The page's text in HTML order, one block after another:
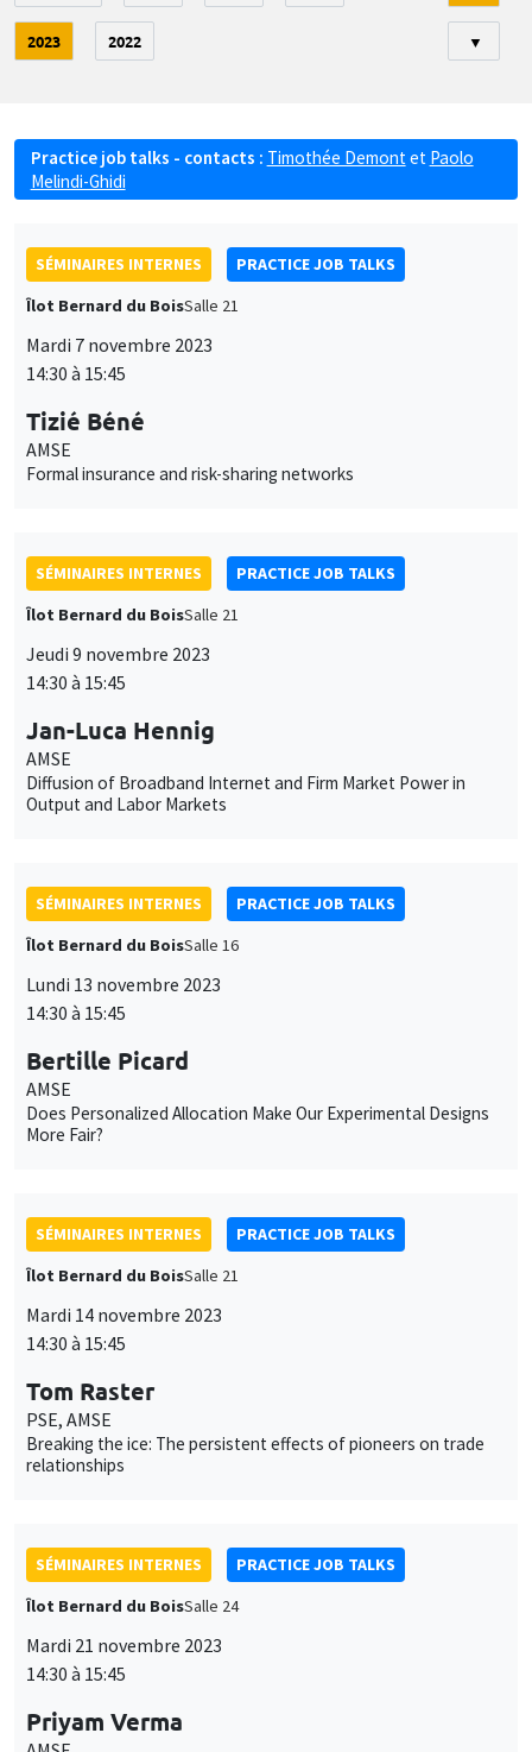
2023 2022 ▼
Practice job talks - contacts : Timothée Demont et Paolo
Melindi-Ghidi
SÉMINAIRES INTERNES
PRACTICE JOB TALKS
Îlot Bernard du BoisSalle 21
Mardi 7 novembre 2023
14:30 à 15:45
Tizié Béné
AMSE
Formal insurance and risk-sharing networks
SÉMINAIRES INTERNES
PRACTICE JOB TALKS
Îlot Bernard du BoisSalle 21
Jeudi 9 novembre 2023
14:30 à 15:45
Jan-Luca Hennig
AMSE
Diffusion of Broadband Internet and Firm Market Power in
Output and Labor Markets
SÉMINAIRES INTERNES
PRACTICE JOB TALKS
Îlot Bernard du BoisSalle 16
Lundi 13 novembre 2023
14:30 à 15:45
Bertille Picard
AMSE
Does Personalized Allocation Make Our Experimental Designs
More Fair?
SÉMINAIRES INTERNES
PRACTICE JOB TALKS
Îlot Bernard du BoisSalle 21
Mardi 14 novembre 2023
14:30 à 15:45
Tom Raster
PSE, AMSE
Breaking the ice: The persistent effects of pioneers on trade
relationships
SÉMINAIRES INTERNES
PRACTICE JOB TALKS
Îlot Bernard du BoisSalle 24
Mardi 21 novembre 2023
14:30 à 15:45
Priyam Verma